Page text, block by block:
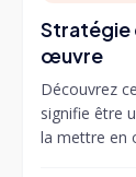
Stratégie
œuvre
Découvrez
signifie être
la mettre en